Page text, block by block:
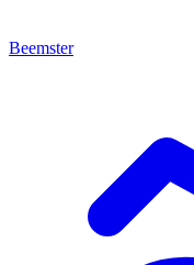
Beemster